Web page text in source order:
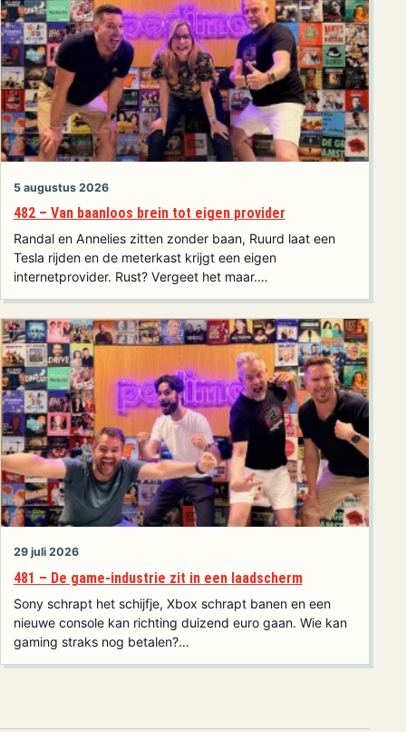
5 augustus 2026
482 – Van baanloos brein tot eigen provider
Randal en Annelies zitten zonder baan, Ruurd laat een
Tesla rijden en de meterkast krijgt een eigen
internetprovider. Rust? Vergeet het maar.…
29 juli 2026
481 – De game-industrie zit in een laadscherm
Sony schrapt het schijfje, Xbox schrapt banen en een
nieuwe console kan richting duizend euro gaan. Wie kan
gaming straks nog betalen?…